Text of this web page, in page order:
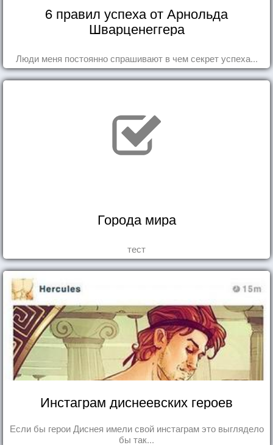
6 правил успеха от Арнольда
Шварценеггера
Люди меня постоянно спрашивают в чем секрет успеха...
Города мира
тест
Инстаграм диснеевских героев
Если бы герои Диснея имели свой инстаграм это выглядело
бы так...